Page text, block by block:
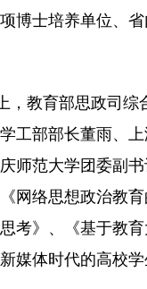
博士培养单位、
教育部思政司综
工部部长董雨、
师范大学团委副
网络思想政治教
考》、《基于教
媒体时代的高校